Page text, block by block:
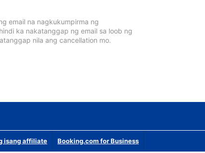
email na nagkukumpirma ng
ka nakatanggap ng email sa loob ng
nila ang cancellation mo.
isang affiliate Booking.com for Business